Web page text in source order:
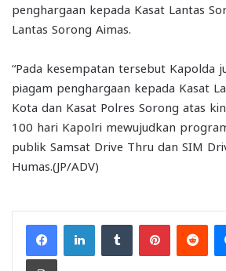
penghargaan kepada Kasat Lantas
Lantas Sorong Aimas.
“Pada kesempatan tersebut Kapolda
piagam penghargaan kepada Kasat
Kota dan Kasat Polres Sorong atas
100 hari Kapolri mewujudkan
publik Samsat Drive Thru dan SIM
Humas.(JP/ADV)
FacebookLinkedInTumblr Pinterest
Print